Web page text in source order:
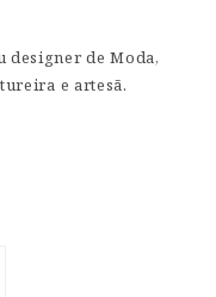
designer de Moda,
e artesã.